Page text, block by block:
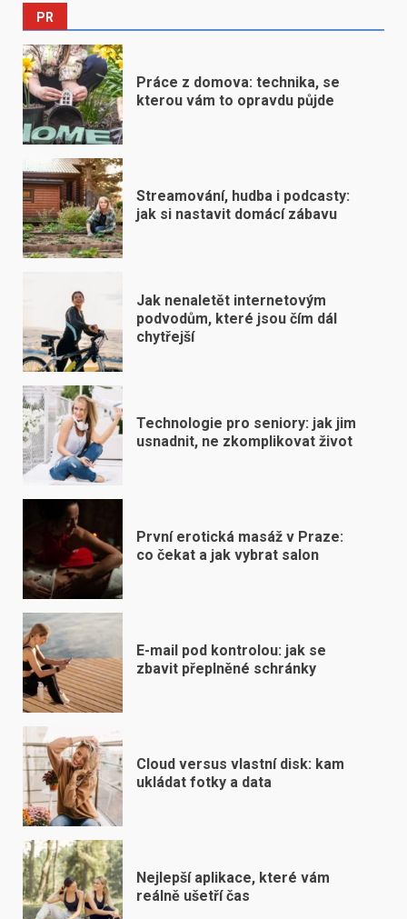
PR
Práce z domova: technika, se
kterou vám to opravdu půjde
Streamování, hudba i podcasty:
jak si nastavit domácí zábavu
Jak nenaletět internetovým
podvodům, které jsou čím dál
chytřejší
Technologie pro seniory: jak jim
usnadnit, ne zkomplikovat život
První erotická masáž v Praze:
co čekat a jak vybrat salon
E-mail pod kontrolou: jak se
zbavit přeplněné schránky
Cloud versus vlastní disk: kam
ukládat fotky a data
Nejlepší aplikace, které vám
reálně ušetří čas